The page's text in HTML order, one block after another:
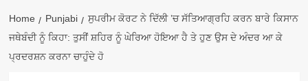
Home Punjabi
ਸੁਪਰੀਮ ਕੋਰਟ ਨੇ ਦਿੱਲੀ ’ਚ ਸੱਤਿਆਗ੍ਰਹਿ ਕਰਨ ਬਾਰੇ ਕਿਸਾਨ
ਜਥੇਬੰਦੀ ਨੂੰ ਕਿਹਾ: ਤੁਸੀਂ ਸ਼ਹਿਰ ਨੂੰ ਘੇਰਿਆ ਹੋਇਆ ਹੈ ਤੇ ਹੁਣ ਉਸ ਦੇ ਅੰਦਰ ਆ ਕੇ
ਪ੍ਰਦਰਸ਼ਨ ਕਰਨਾ ਚਾਹੁੰਦੇ ਹੋ